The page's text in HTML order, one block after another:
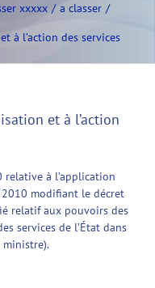
xxxxx
a classer
à l’action des services
et à l’action
à l’application
modifiant le décret
relatif aux pouvoirs des
services de l’État dans
ministre).